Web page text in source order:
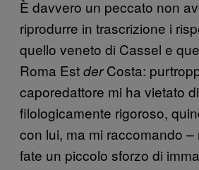
È davvero un peccato non
riprodurre in trascrizione i
quello veneto di Cassel e
Roma EstderCosta:
caporedattore mi ha vietato
filologicamente rigoroso,
con lui, ma mi raccomando –
fate un piccolo sforzo di